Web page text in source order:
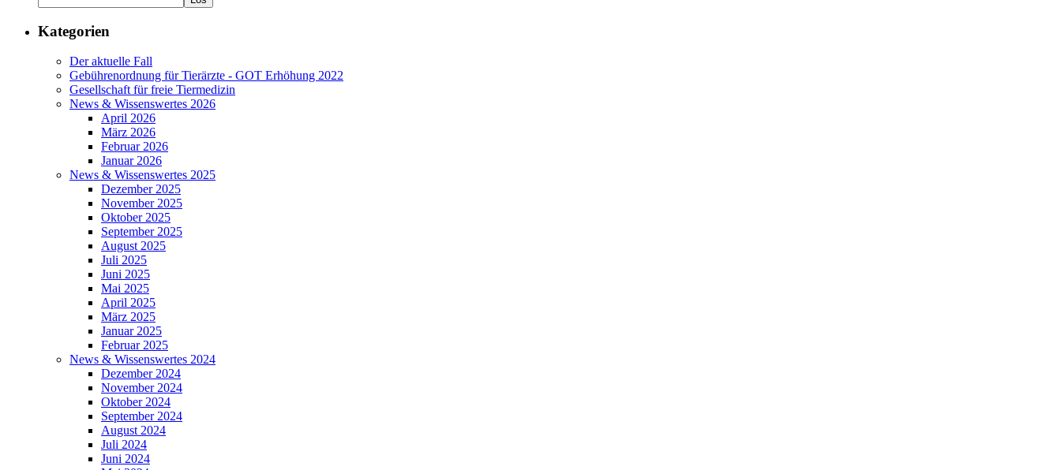
Kategorien
Der aktuelle Fall
Gebührenordnung für Tierärzte - GOT Erhöhung 2022
Gesellschaft für freie Tiermedizin
News & Wissenswertes 2026
April 2026
März 2026
Februar 2026
Januar 2026
News & Wissenswertes 2025
Dezember 2025
November 2025
Oktober 2025
September 2025
August 2025
Juli 2025
Juni 2025
Mai 2025
April 2025
März 2025
Januar 2025
Februar 2025
News & Wissenswertes 2024
Dezember 2024
November 2024
Oktober 2024
September 2024
August 2024
Juli 2024
Juni 2024